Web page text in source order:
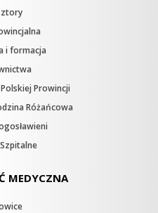
i formacja
Prowincji
Różańcowa
MEDYCZNA